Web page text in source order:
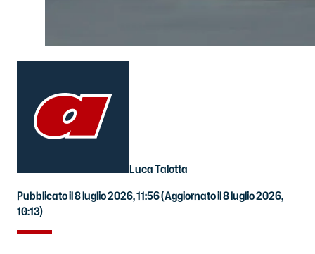
Luca Talotta
Pubblicato il 8 luglio 2026, 11:56(Aggiornato il 8 luglio 2026,
10:13)